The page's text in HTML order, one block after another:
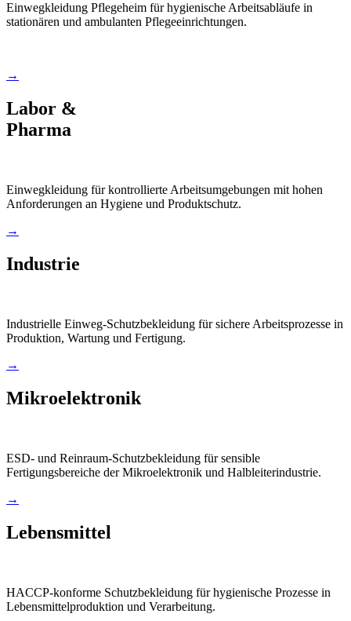
Einwegkleidung Pflegeheim für hygienische Arbeitsabläufe in
stationären und ambulanten Pflegeeinrichtungen.
→
Labor &
Pharma
Einwegkleidung für kontrollierte Arbeitsumgebungen mit hohen
Anforderungen an Hygiene und Produktschutz.
→
Industrie
Industrielle Einweg-Schutzbekleidung für sichere Arbeitsprozesse in
Produktion, Wartung und Fertigung.
→
Mikroelektronik
ESD- und Reinraum-Schutzbekleidung für sensible
Fertigungsbereiche der Mikroelektronik und Halbleiterindustrie.
→
Lebensmittel
HACCP-konforme Schutzbekleidung für hygienische Prozesse in
Lebensmittelproduktion und Verarbeitung.